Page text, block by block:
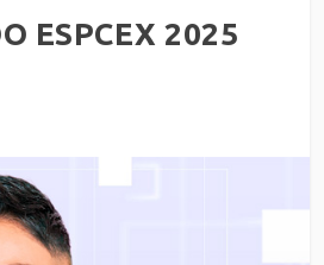
ESPCEX 2025